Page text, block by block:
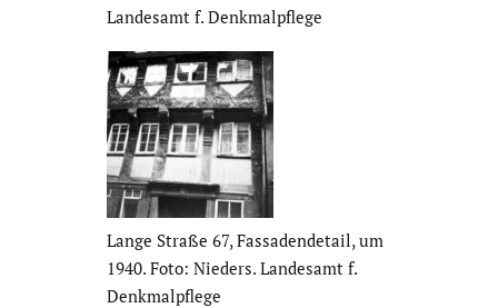
Landesamt f. Denkmal­pflege
Lange Straße 67, Fassa­den­de­tail, um
1940. Foto: Nieders. Landesamt f.
Denkmal­pflege